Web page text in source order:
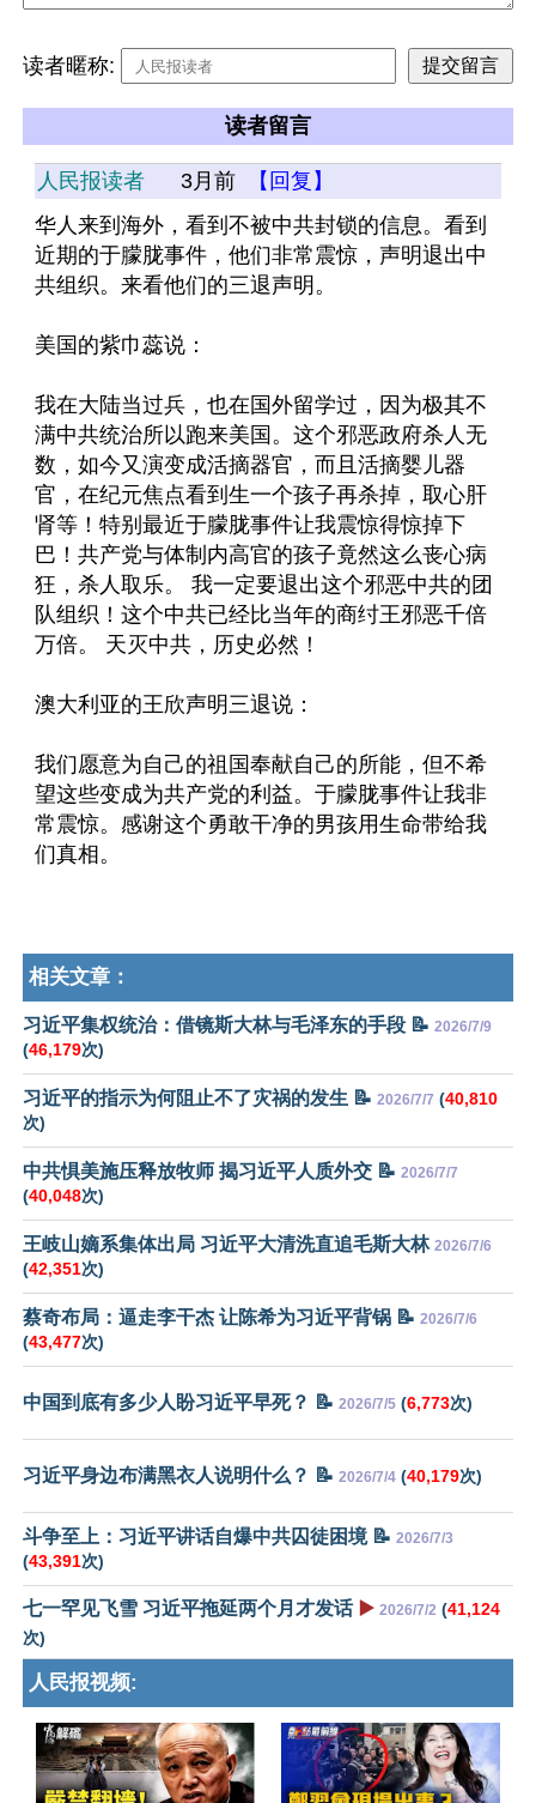
读者暱称:
读者留言
人民报读者 3月前
【回复】
华人来到海外，看到不被中共封锁的信息。看到
近期的于朦胧事件，他们非常震惊，声明退出中
共组织。来看他们的三退声明。
美国的紫巾蕊说：
我在大陆当过兵，也在国外留学过，因为极其不
满中共统治所以跑来美国。这个邪恶政府杀人无
数，如今又演变成活摘器官，而且活摘婴儿器
官，在纪元焦点看到生一个孩子再杀掉，取心肝
肾等！特别最近于朦胧事件让我震惊得惊掉下
巴！共产党与体制内高官的孩子竟然这么丧心病
狂，杀人取乐。 我一定要退出这个邪恶中共的团
队组织！这个中共已经比当年的商纣王邪恶千倍
万倍。 天灭中共，历史必然！
澳大利亚的王欣声明三退说：
我们愿意为自己的祖国奉献自己的所能，但不希
望这些变成为共产党的利益。于朦胧事件让我非
常震惊。感谢这个勇敢干净的男孩用生命带给我
们真相。
相关文章：
习近平集权统治：借镜斯大林与毛泽东的手段 📝 2026/7/9
(46,179次)
习近平的指示为何阻止不了灾祸的发生 📝 2026/7/7 (40,810
次)
中共惧美施压释放牧师 揭习近平人质外交 📝 2026/7/7
(40,048次)
王岐山嫡系集体出局 习近平大清洗直追毛斯大林 2026/7/6
(42,351次)
蔡奇布局：逼走李干杰 让陈希为习近平背锅 📝 2026/7/6
(43,477次)
中国到底有多少人盼习近平早死？ 📝 2026/7/5 (6,773次)
习近平身边布满黑衣人说明什么？ 📝 2026/7/4 (40,179次)
斗争至上：习近平讲话自爆中共囚徒困境 📝 2026/7/3
(43,391次)
七一罕见飞雪 习近平拖延两个月才发话 ▶️ 2026/7/2 (41,124
次)
人民报视频: